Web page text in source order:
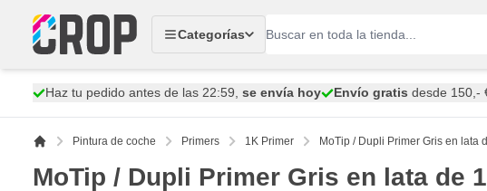
Categorías
Haz tu pedido antes de las 22:59, se envía hoy Envío gratis desde 150,-
Pintura de coche Primers 1K Primer MoTip / Dupli Primer Gris en lata
MoTip / Dupli Primer Gris en lata de